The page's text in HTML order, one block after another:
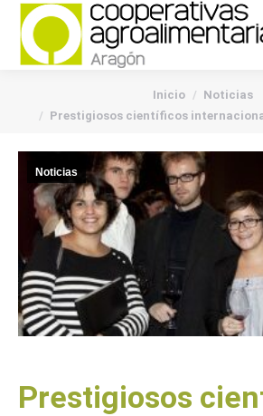
Inicio
Noticias
Prestigiosos científicos
Noticias
Prestigiosos